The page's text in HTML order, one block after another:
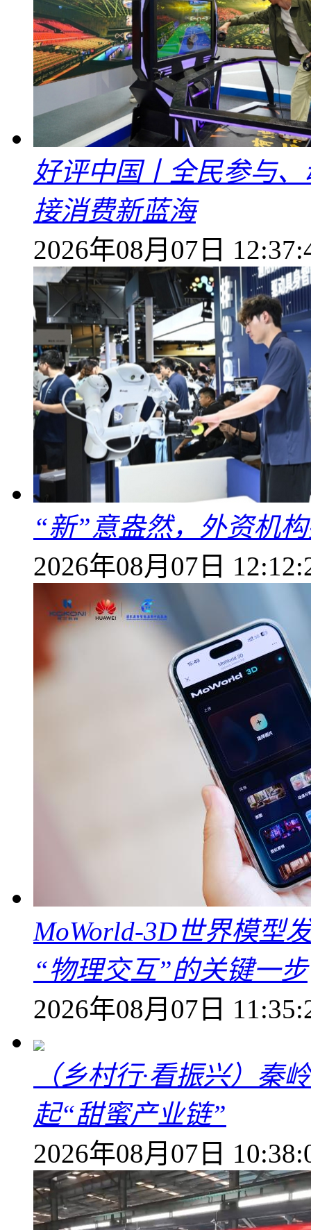
好评中国丨全民参与
接消费新蓝海
2026年08月07日
“新”意盎然，外资机
2026年08月07日
MoWorld-3D世界模型
“物理交互”的关键一步
2026年08月07日
（乡村行·看振兴）秦
起“甜蜜产业链”
2026年08月07日